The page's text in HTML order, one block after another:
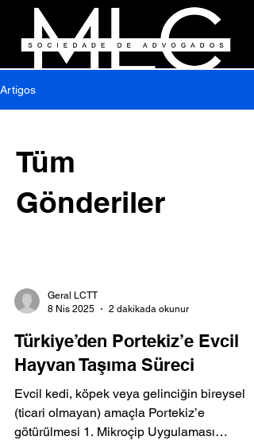
Artigos
Tüm
Gönderiler
Geral LCTT
8 Nis 2025
2 dakikada okunur
Türkiye’den Portekiz’e Evcil
Hayvan Taşıma Süreci
Evcil kedi, köpek veya gelinciğin bireysel
(ticari olmayan) amaçla Portekiz’e
götürülmesi 1. Mikroçip Uygulaması